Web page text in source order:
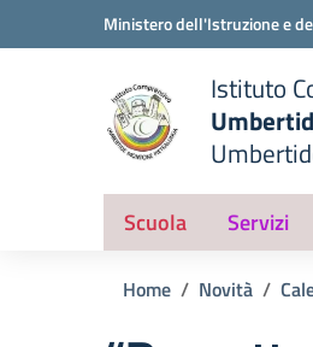
Vai ai contenuti
Vai al menu di navigazione
Ministero dell'Istruzione e
scuola
Istituto
— Visita
Scuola Servizi
Home Novità